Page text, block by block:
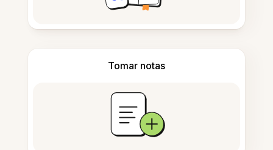
Tomar notas